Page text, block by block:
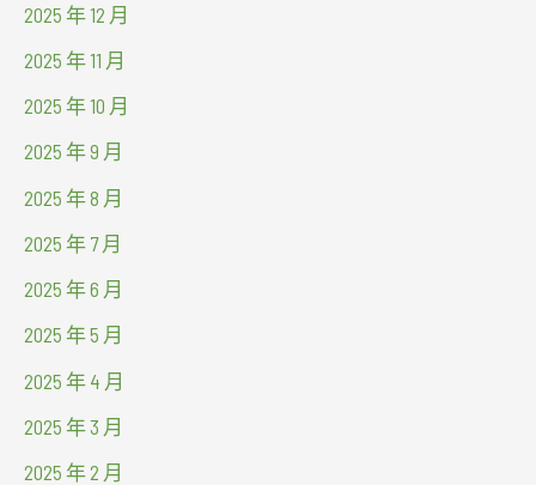
2025 年 12 月
2025 年 11 月
2025 年 10 月
2025 年 9 月
2025 年 8 月
2025 年 7 月
2025 年 6 月
2025 年 5 月
2025 年 4 月
2025 年 3 月
2025 年 2 月